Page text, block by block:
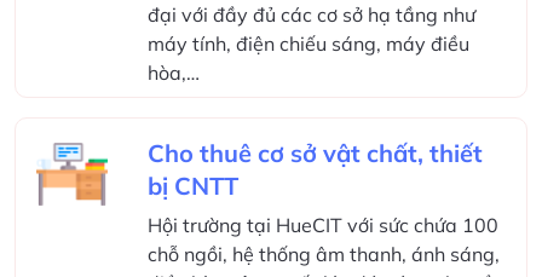
đại với đầy đủ các cơ sở hạ tầng như
máy tính, điện chiếu sáng, máy điều
hòa,…
Cho thuê cơ sở vật chất, thiết
bị CNTT
Hội trường tại HueCIT với sức chứa 100
chỗ ngồi, hệ thống âm thanh, ánh sáng,